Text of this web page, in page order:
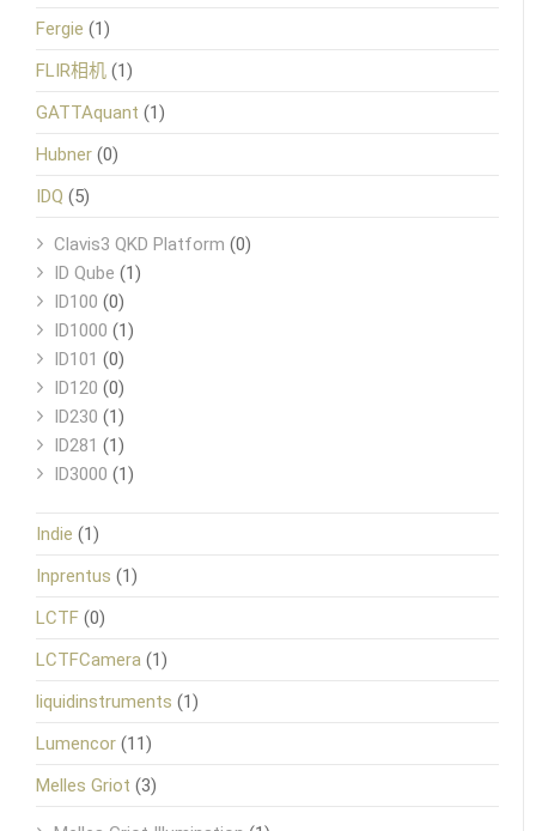
Fergie (1)
FLIR相机 (1)
GATTAquant (1)
Hubner (0)
IDQ (5)
Clavis3 QKD Platform (0)
ID Qube (1)
ID100 (0)
ID1000 (1)
ID101 (0)
ID120 (0)
ID230 (1)
ID281 (1)
ID3000 (1)
Indie (1)
Inprentus (1)
LCTF (0)
LCTFCamera (1)
liquidinstruments (1)
Lumencor (11)
Melles Griot (3)